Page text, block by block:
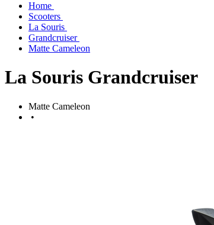
Home
Scooters
La Souris
Grandcruiser
Matte Cameleon
La Souris Grandcruiser
Matte Cameleon
•